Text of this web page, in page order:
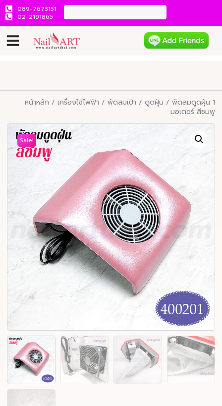
089-7673151
02-2191865
หน้าหลัก / เครื่องใช้ไฟฟ้า / พัดลมเป่า / ดูดฝุ่น / พัดลมดูดฝุ่น 1
มอเตอร์ สีชมพู
Sale!